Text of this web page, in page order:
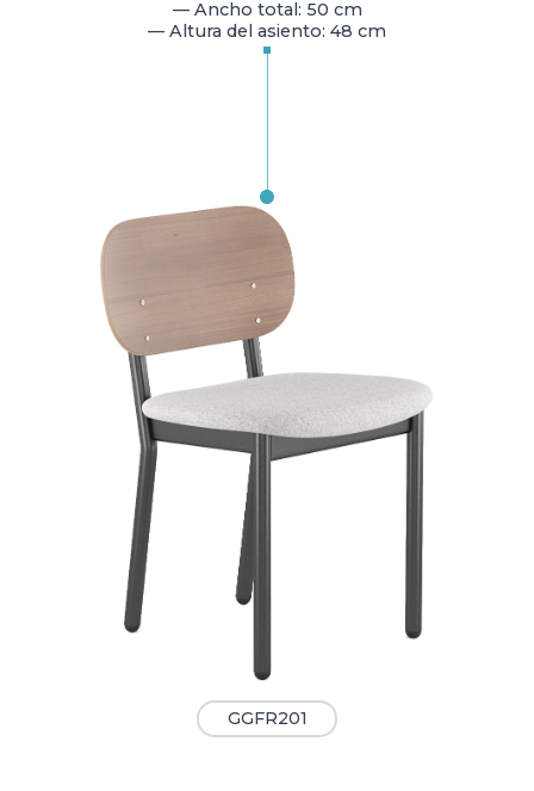
— Ancho total: 50 cm
— Altura del asiento: 48 cm
GGFR201